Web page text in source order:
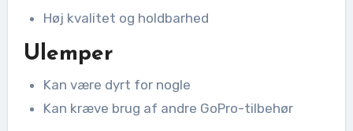
Høj kvalitet og holdbarhed
Ulemper
Kan være dyrt for nogle
Kan kræve brug af andre GoPro-tilbehør